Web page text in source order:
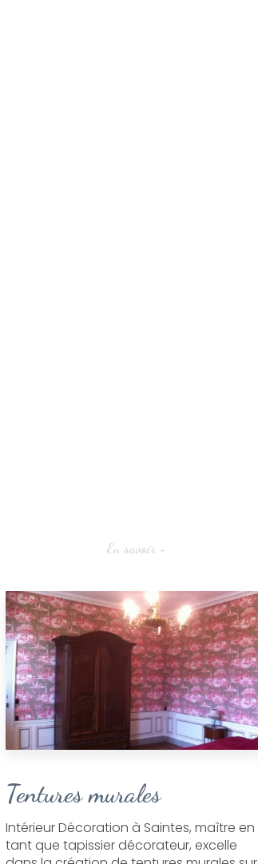
En savoir +
Tentures murales
Intérieur Décoration à Saintes, maître en
tant que tapissier décorateur, excelle